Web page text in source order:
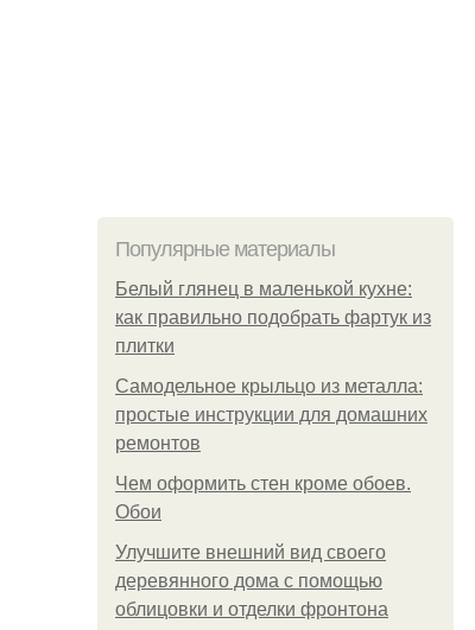
Популярные материалы
Белый глянец в маленькой кухне:
как правильно подобрать фартук из
плитки
Самодельное крыльцо из металла:
простые инструкции для домашних
ремонтов
Чем оформить стен кроме обоев.
Обои
Улучшите внешний вид своего
деревянного дома с помощью
облицовки и отделки фронтона